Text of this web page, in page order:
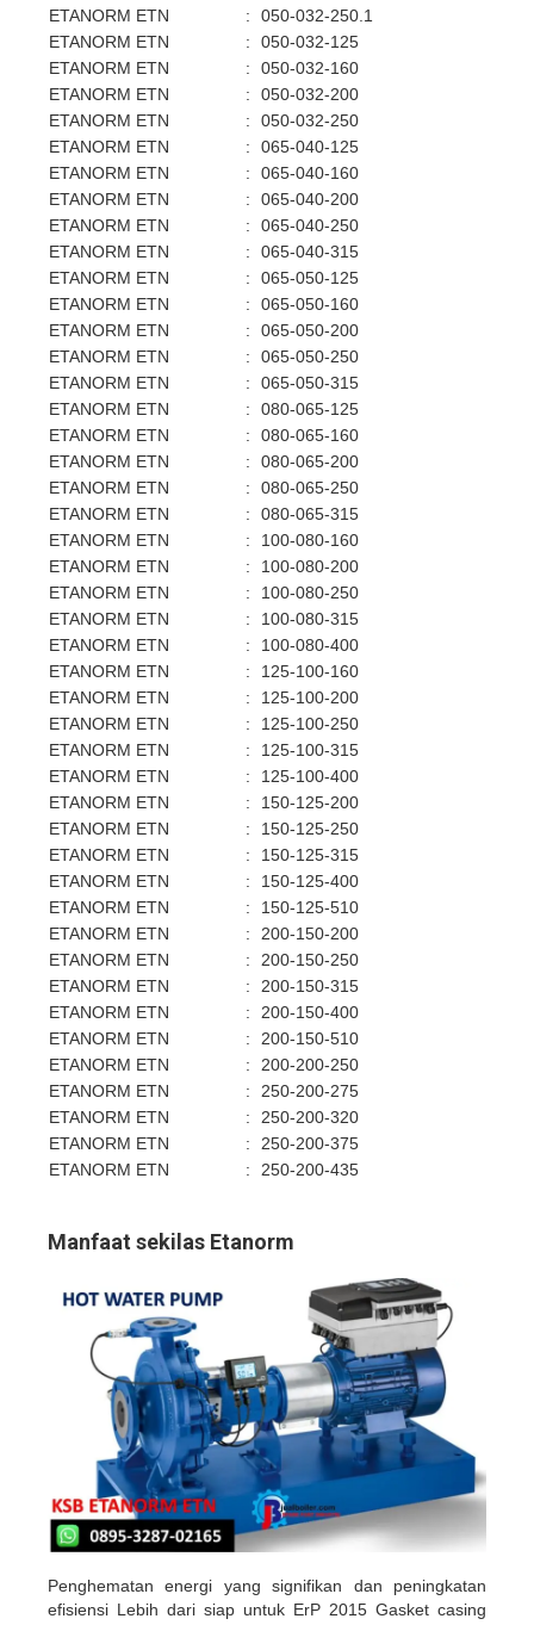
ETANORM ETN
:
050-032-250.1
ETANORM ETN
:
050-032-125
ETANORM ETN
:
050-032-160
ETANORM ETN
:
050-032-200
ETANORM ETN
:
050-032-250
ETANORM ETN
:
065-040-125
ETANORM ETN
:
065-040-160
ETANORM ETN
:
065-040-200
ETANORM ETN
:
065-040-250
ETANORM ETN
:
065-040-315
ETANORM ETN
:
065-050-125
ETANORM ETN
:
065-050-160
ETANORM ETN
:
065-050-200
ETANORM ETN
:
065-050-250
ETANORM ETN
:
065-050-315
ETANORM ETN
:
080-065-125
ETANORM ETN
:
080-065-160
ETANORM ETN
:
080-065-200
ETANORM ETN
:
080-065-250
ETANORM ETN
:
080-065-315
ETANORM ETN
:
100-080-160
ETANORM ETN
:
100-080-200
ETANORM ETN
:
100-080-250
ETANORM ETN
:
100-080-315
ETANORM ETN
:
100-080-400
ETANORM ETN
:
125-100-160
ETANORM ETN
:
125-100-200
ETANORM ETN
:
125-100-250
ETANORM ETN
:
125-100-315
ETANORM ETN
:
125-100-400
ETANORM ETN
:
150-125-200
ETANORM ETN
:
150-125-250
ETANORM ETN
:
150-125-315
ETANORM ETN
:
150-125-400
ETANORM ETN
:
150-125-510
ETANORM ETN
:
200-150-200
ETANORM ETN
:
200-150-250
ETANORM ETN
:
200-150-315
ETANORM ETN
:
200-150-400
ETANORM ETN
:
200-150-510
ETANORM ETN
:
200-200-250
ETANORM ETN
:
250-200-275
ETANORM ETN
:
250-200-320
ETANORM ETN
:
250-200-375
ETANORM ETN
: 250-200-435
Manfaat sekilas Etanorm
Penghematan energi yang signifikan dan peningkatan
efisiensi Lebih dari siap untuk ErP 2015 Gasket casing